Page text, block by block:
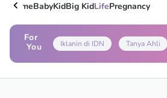
HomeBabyKidBig KidLifePregnancy
For
You
Iklanin di IDN Tanya Ahli